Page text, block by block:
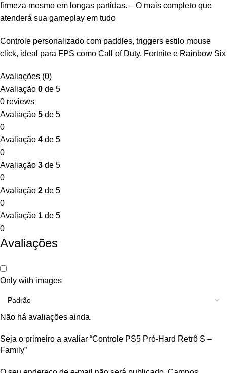
firmeza mesmo em longas partidas. – O mais completo que
atenderá sua gameplay em tudo
Controle personalizado com paddles, triggers estilo mouse
click, ideal para FPS como Call of Duty, Fortnite e Rainbow Six
Avaliações (0)
Avaliação 0 de 5
0 reviews
Avaliação 5 de 5
0
Avaliação 4 de 5
0
Avaliação 3 de 5
0
Avaliação 2 de 5
0
Avaliação 1 de 5
0
Avaliações
Only with images
Não há avaliações ainda.
Seja o primeiro a avaliar “Controle PS5 Pró-Hard Retrô S –
Family”